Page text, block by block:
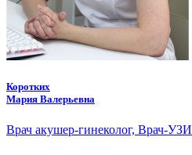
Коротких
Мария Валерьевна
Врач акушер-гинеколог, Врач-УЗИ